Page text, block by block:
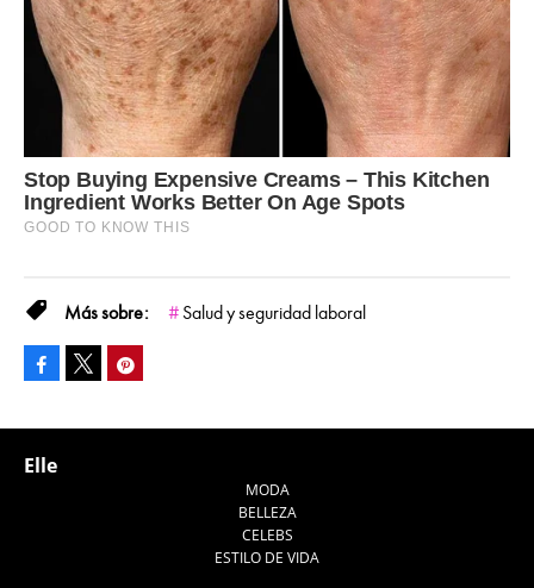
Salud y seguridad laboral
Facebook
Elle
MODA
BELLEZA
CELEBS
ESTILO DE VIDA